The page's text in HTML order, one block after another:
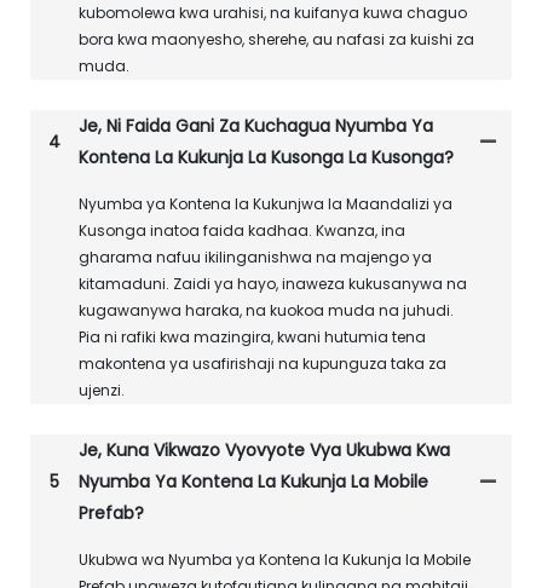
kubomolewa kwa urahisi, na kuifanya kuwa chaguo
bora kwa maonyesho, sherehe, au nafasi za kuishi za
muda.
4
Je, Ni Faida Gani Za Kuchagua Nyumba Ya
Kontena La Kukunja La Kusonga La Kusonga?
Nyumba ya Kontena la Kukunjwa la Maandalizi ya
Kusonga inatoa faida kadhaa. Kwanza, ina
gharama nafuu ikilinganishwa na majengo ya
kitamaduni. Zaidi ya hayo, inaweza kukusanywa na
kugawanywa haraka, na kuokoa muda na juhudi.
Pia ni rafiki kwa mazingira, kwani hutumia tena
makontena ya usafirishaji na kupunguza taka za
ujenzi.
5
Je, Kuna Vikwazo Vyovyote Vya Ukubwa Kwa
Nyumba Ya Kontena La Kukunja La Mobile
Prefab?
Ukubwa wa Nyumba ya Kontena la Kukunja la Mobile